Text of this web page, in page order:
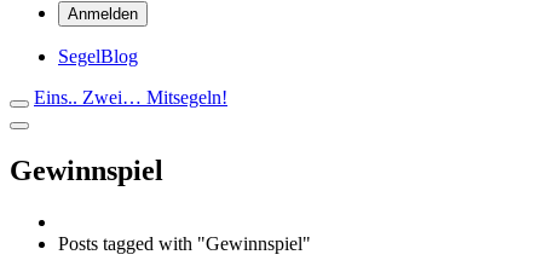
Anmelden
SegelBlog
Eins.. Zwei… Mitsegeln!
Gewinnspiel
Posts tagged with "Gewinnspiel"